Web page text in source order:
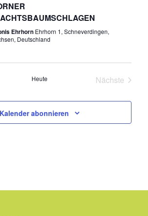
Ehrhorn Ehrhorn 1, Schneverdingen,
Deutschland
Heute
Nächste
Kalender abonnieren